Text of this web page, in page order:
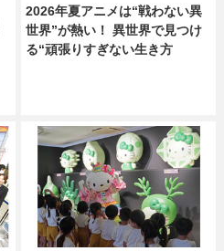
2026年夏アニメは“戦わない異
世界”が熱い！ 異世界で見つけ
る“頑張りすぎない生き方